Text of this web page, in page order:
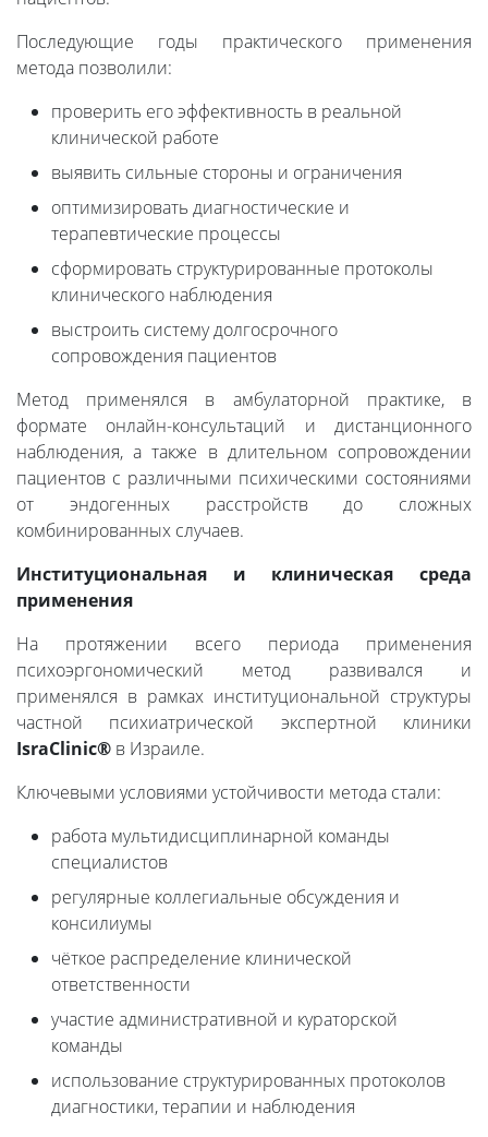
Последующие годы практического применения
метода позволили:
проверить его эффективность в реальной
клинической работе
выявить сильные стороны и ограничения
оптимизировать диагностические и
терапевтические процессы
сформировать структурированные протоколы
клинического наблюдения
выстроить систему долгосрочного
сопровождения пациентов
Метод применялся в амбулаторной практике, в
формате онлайн-консультаций и дистанционного
наблюдения, а также в длительном сопровождении
пациентов с различными психическими состояниями
от эндогенных расстройств до сложных
комбинированных случаев.
Институциональная и клиническая среда
применения
На протяжении всего периода применения
психоэргономический метод развивался и
применялся в рамках институциональной структуры
частной психиатрической экспертной клиники
IsraClinic® в Израиле.
Ключевыми условиями устойчивости метода стали:
работа мультидисциплинарной команды
специалистов
регулярные коллегиальные обсуждения и
консилиумы
чёткое распределение клинической
ответственности
участие административной и кураторской
команды
использование структурированных протоколов
диагностики, терапии и наблюдения